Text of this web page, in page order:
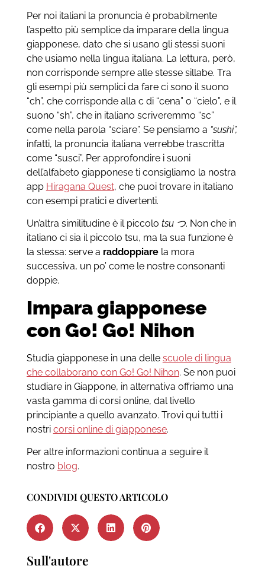
Per noi italiani la pronuncia è probabilmente
l’aspetto più semplice da imparare della lingua
giapponese, dato che si usano gli stessi suoni
che usiamo nella lingua italiana. La lettura, però,
non corrisponde sempre alle stesse sillabe. Tra
gli esempi più semplici da fare ci sono il suono
“ch”, che corrisponde alla c di “cena” o “cielo”, e il
suono “sh”, che in italiano scriveremmo “sc”
come nella parola “sciare”. Se pensiamo a “sushi”,
infatti, la pronuncia italiana verrebbe trascritta
come “susci”. Per approfondire i suoni
dell’alfabeto giapponese ti consigliamo la nostra
app Hiragana Quest, che puoi trovare in italiano
con esempi pratici e divertenti.
Un’altra similitudine è il piccolo tsu つ. Non che in
italiano ci sia il piccolo tsu, ma la sua funzione è
la stessa: serve a raddoppiarela mora
successiva, un po’ come le nostre consonanti
doppie.
Impara giapponese
con Go! Go! Nihon
Studia giapponese in una delle scuole di lingua
che collaborano con Go! Go! Nihon. Se non puoi
studiare in Giappone, in alternativa offriamo una
vasta gamma di corsi online, dal livello
principiante a quello avanzato. Trovi qui tutti i
nostri corsi online di giapponese.
Per altre informazioni continua a seguire il
nostro blog.
CONDIVIDI QUESTO ARTICOLO
Sull'autore